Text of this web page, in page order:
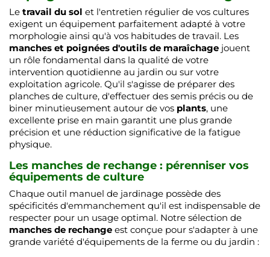
Le travail du sol et l'entretien régulier de vos cultures
exigent un équipement parfaitement adapté à votre
morphologie ainsi qu'à vos habitudes de travail. Les
manches et poignées d'outils de maraîchage jouent
un rôle fondamental dans la qualité de votre
intervention quotidienne au jardin ou sur votre
exploitation agricole. Qu'il s'agisse de préparer des
planches de culture, d'effectuer des semis précis ou de
biner minutieusement autour de vos plants, une
excellente prise en main garantit une plus grande
précision et une réduction significative de la fatigue
physique.
Les manches de rechange : pérenniser vos
équipements de culture
Chaque outil manuel de jardinage possède des
spécificités d'emmanchement qu'il est indispensable de
respecter pour un usage optimal. Notre sélection de
manches de rechange est conçue pour s'adapter à une
grande variété d'équipements de la ferme ou du jardin :